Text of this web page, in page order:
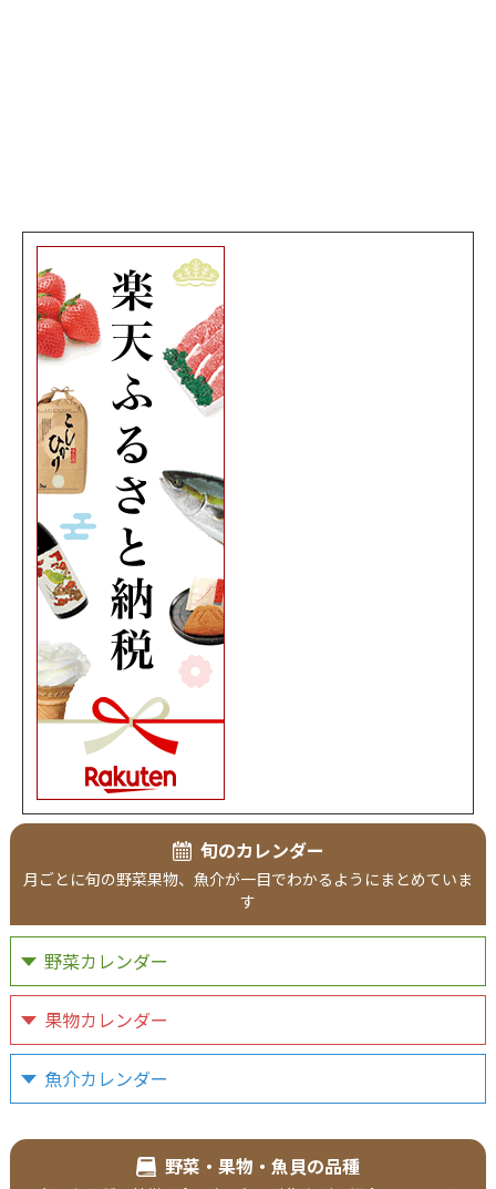
旬のカレンダー
月ごとに旬の野菜果物、魚介が一目でわかるようにまとめていま
す
野菜カレンダー
果物カレンダー
魚介カレンダー
野菜・果物・魚貝の品種